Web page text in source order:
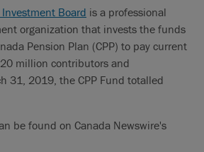
Board is a professional
organization that invests the funds
Pension Plan (CPP) to pay current
million contributors and
31, 2019, the CPP Fund totalled
be found on Canada Newswire's